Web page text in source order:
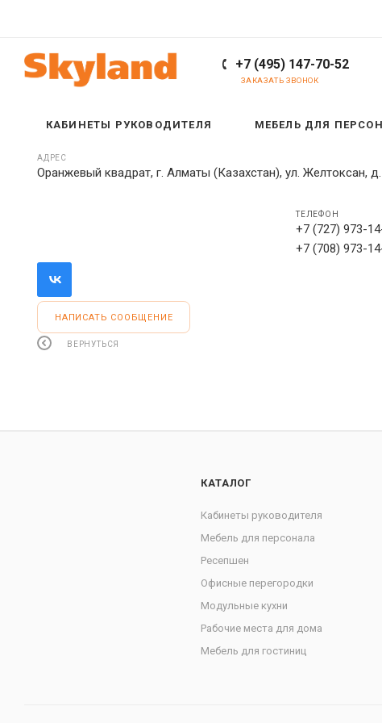
+7 (495) 147-70-52
ЗАКАЗАТЬ ЗВОНОК
КАБИНЕТЫ РУКОВОДИТЕЛЯ МЕБЕЛЬ ДЛЯ
АДРЕС
Оранжевый квадрат, г. Алматы (Казахстан), ул. Желтоксан,
ТЕЛЕФОН
+7 (727) 973-
+7 (708) 973-
НАПИСАТЬ СООБЩЕНИЕ
ВЕРНУТЬСЯ
КАТАЛОГ
Кабинеты руководителя
Мебель для персонала
Ресепшен
Офисные перегородки
Модульные кухни
Рабочие места для дома
Мебель для гостиниц